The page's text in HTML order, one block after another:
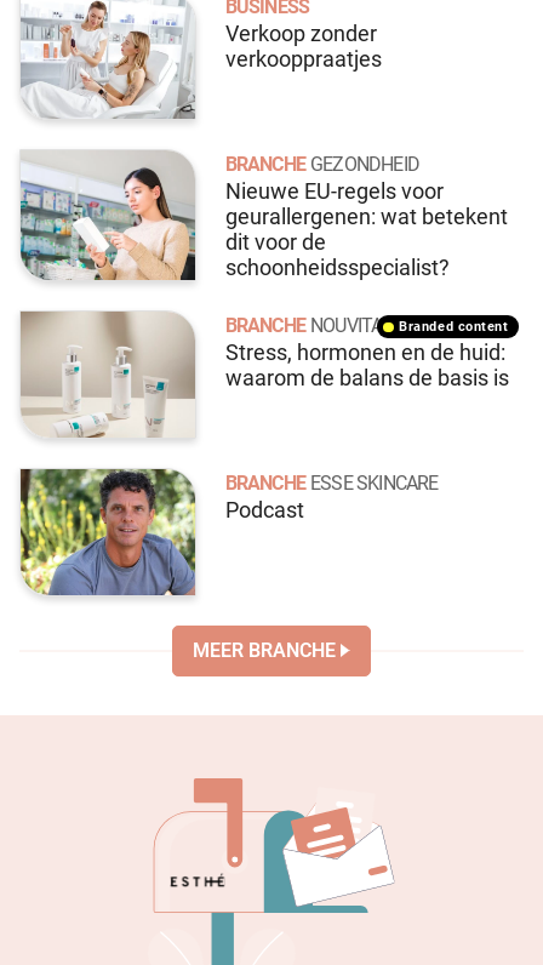
BUSINESS
Verkoop zonder
verkooppraatjes
BRANCHE GEZONDHEID
Nieuwe EU-regels voor
geurallergenen: wat betekent
dit voor de
schoonheidsspecialist?
branded content
BRANCHE NOUVITAL
Stress, hormonen en de huid:
waarom de balans de basis is
BRANCHE ESSE SKINCARE
Podcast
MEER BRANCHE